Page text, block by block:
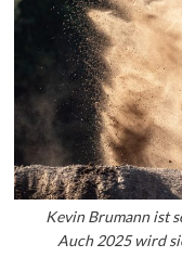
Kevin Brumann ist
Auch 2025 wird